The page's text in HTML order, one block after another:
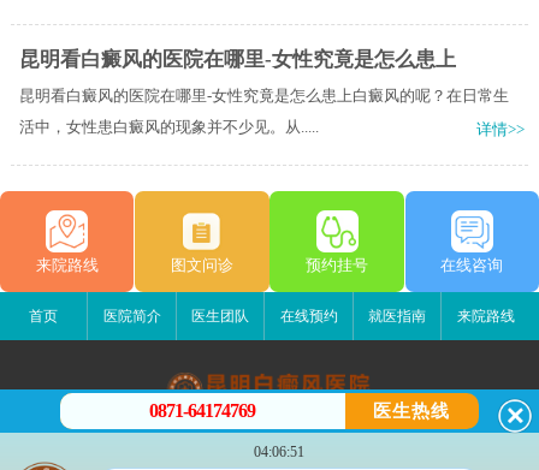
昆明看白癜风的医院在哪里-女性究竟是怎么患上
昆明看白癜风的医院在哪里-女性究竟是怎么患上白癜风的呢？在日常生
活中，女性患白癜风的现象并不少见。从.....
详情>>
来院路线 图文问诊 预约挂号 在线咨询
首页 医院简介 医生团队 在线预约 就医指南 来院路线
昆明白癜风医院
昆明市五华区护国路2号
0871-64174769 医生热线
04:06:51